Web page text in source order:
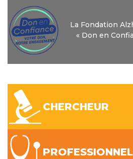
La Fondation
« Don en
CHERCHEUR